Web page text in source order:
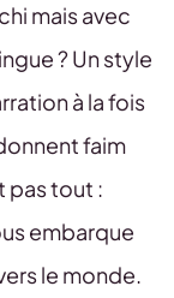
mais avec
? Un style
à la fois
faim
pas tout :
embarque
le monde.